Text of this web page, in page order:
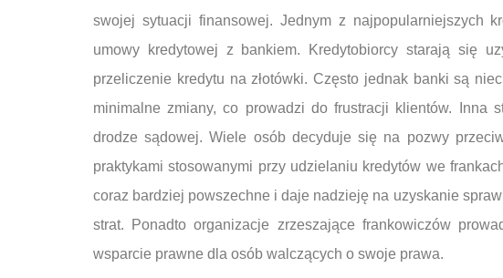
swojej sytuacji finansowej. Jednym z najpopularniejszych
umowy kredytowej z bankiem. Kredytobiorcy starają się
przeliczenie kredytu na złotówki. Często jednak banki są
minimalne zmiany, co prowadzi do frustracji klientów. Inna
drodze sądowej. Wiele osób decyduje się na pozwy
praktykami stosowanymi przy udzielaniu kredytów we
coraz bardziej powszechne i daje nadzieję na uzyskanie
strat. Ponadto organizacje zrzeszające frankowiczów
wsparcie prawne dla osób walczących o swoje prawa.